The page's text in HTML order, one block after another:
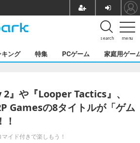
menu
search
キング 特集 PCゲーム 家庭用ゲー
2』や『Looper Tactics』、
Gamesの8タイトルが「ゲム
イド付きで楽しもう！